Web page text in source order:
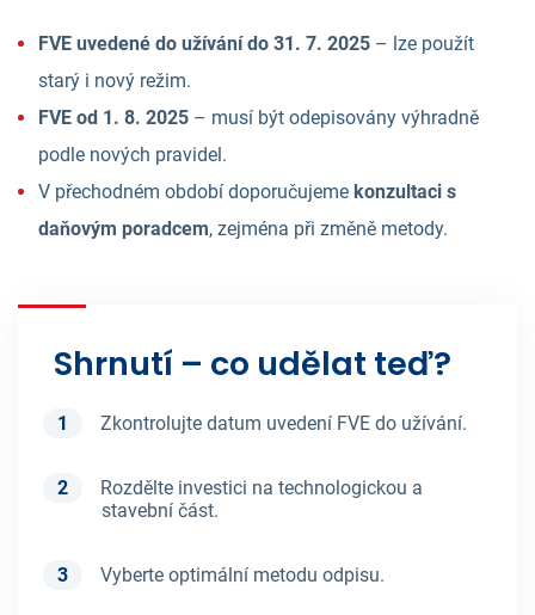
FVE uvedené do užívání do 31. 7. 2025 – lze použít
starý i nový režim.
FVE od 1. 8. 2025 – musí být odepisovány výhradně
podle nových pravidel.
V přechodném období doporučujeme konzultaci s
daňovým poradcem, zejména při změně metody.
Shrnutí – co udělat teď?
Zkontrolujte datum uvedení FVE do užívání.
Rozdělte investici na technologickou a
stavební část.
Vyberte optimální metodu odpisu.